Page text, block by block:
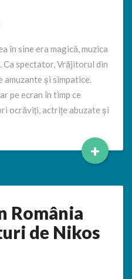
în sine era magică, muzica
spectator, Vrăjitorul din
amuzante și simpatice.
pe ecran în timp ce
ocrăviți, actrițe abuzate și
+Read
More
România
de Nikos